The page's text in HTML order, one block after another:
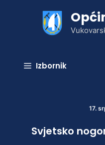
Izbornik
17.
Svjetsko